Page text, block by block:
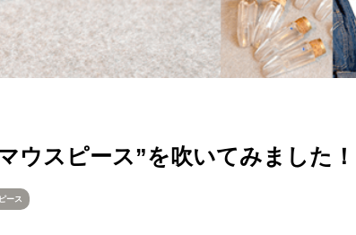
ウスピース”を吹いてみました！
ース